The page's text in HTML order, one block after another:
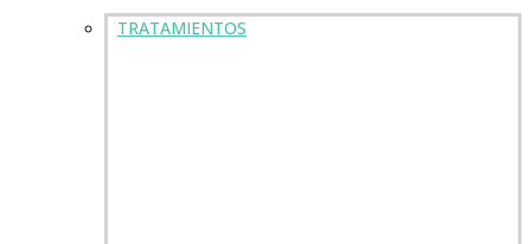
TRATAMIENTOS